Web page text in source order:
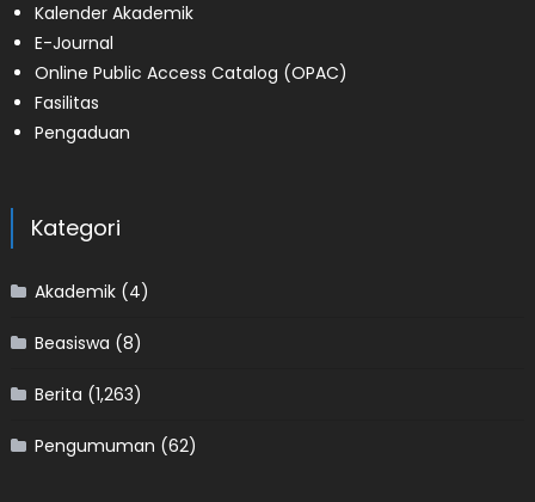
Kalender Akademik
E-Journal
Online Public Access Catalog (OPAC)
Fasilitas
Pengaduan
Kategori
Akademik(4)
Beasiswa (8)
Berita (1,263)
Pengumuman (62)